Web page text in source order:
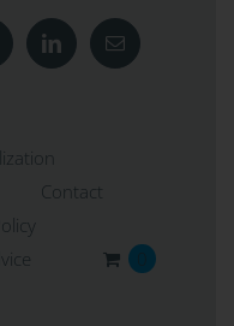
Contact